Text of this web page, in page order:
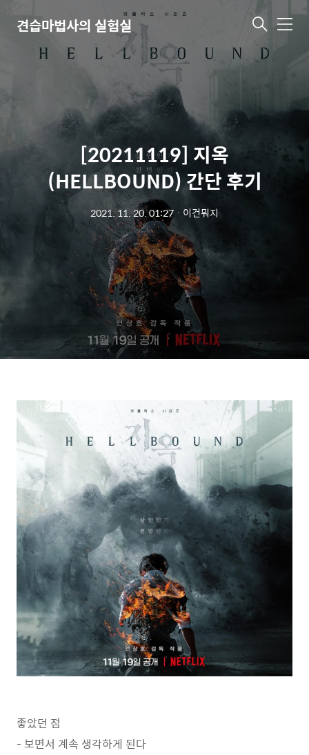
견습마법사의 실험실 메
[20211119] 지옥
(HELLBOUND) 간단 후기
2021. 11. 20. 01:27 ㆍ 이건뭐지
좋았던 점
- 보면서 계속 생각하게 된다